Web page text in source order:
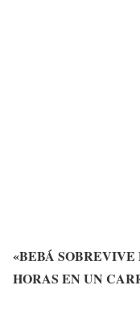
«BEBÁ SOBREVIVE
HORAS EN UN